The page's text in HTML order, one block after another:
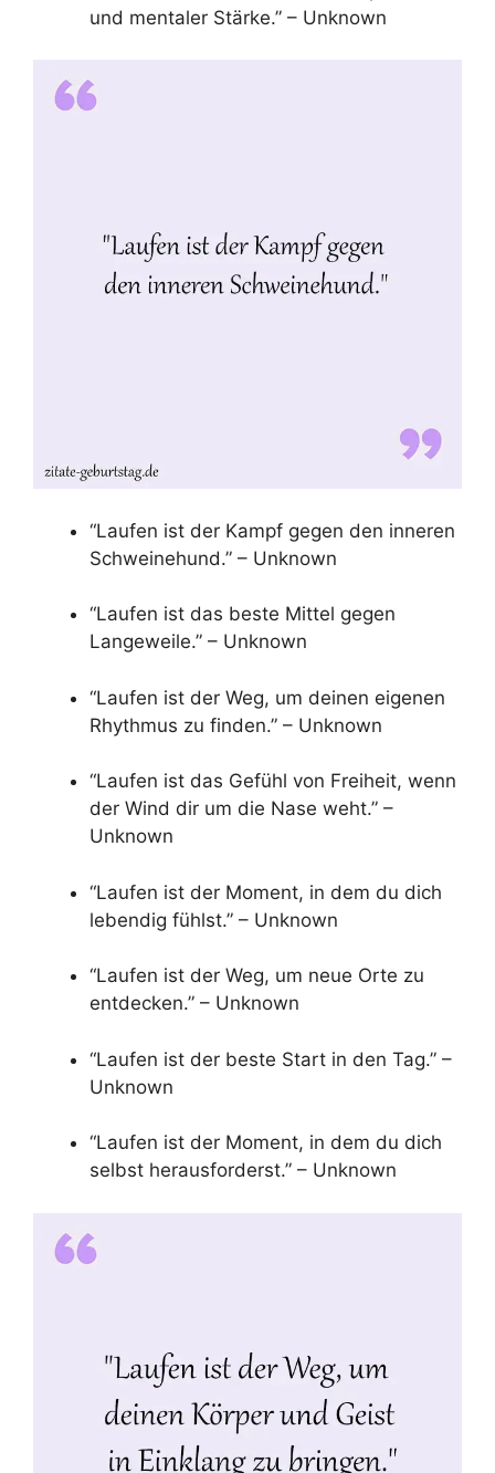
und mentaler Stärke.” – Unknown
“Laufen ist der Kampf gegen den inneren
Schweinehund.” – Unknown
“Laufen ist das beste Mittel gegen
Langeweile.” – Unknown
“Laufen ist der Weg, um deinen eigenen
Rhythmus zu finden.” – Unknown
“Laufen ist das Gefühl von Freiheit, wenn
der Wind dir um die Nase weht.” –
Unknown
“Laufen ist der Moment, in dem du dich
lebendig fühlst.” – Unknown
“Laufen ist der Weg, um neue Orte zu
entdecken.” – Unknown
“Laufen ist der beste Start in den Tag.” –
Unknown
“Laufen ist der Moment, in dem du dich
selbst herausforderst.” – Unknown